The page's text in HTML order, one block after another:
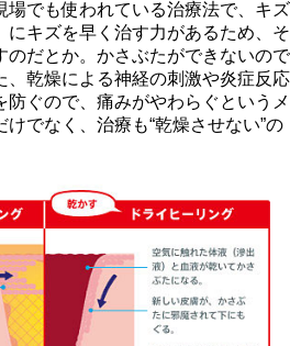
場でも使われている治療法で、キズ
にキズを早く治す力があるため、そ
のだとか。かさぶたができないので
、乾燥による神経の刺激や炎症反応
ぐので、痛みがやわらぐというメ
でなく、治療も“乾燥させない”の